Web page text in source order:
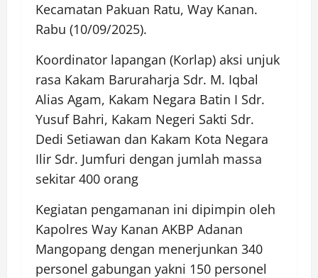
Kecamatan Pakuan Ratu, Way Kanan.
Rabu (10/09/2025).
Koordinator lapangan (Korlap) aksi unjuk
rasa Kakam Baruraharja Sdr. M. Iqbal
Alias Agam, Kakam Negara Batin I Sdr.
Yusuf Bahri, Kakam Negeri Sakti Sdr.
Dedi Setiawan dan Kakam Kota Negara
Ilir Sdr. Jumfuri dengan jumlah massa
sekitar 400 orang
Kegiatan pengamanan ini dipimpin oleh
Kapolres Way Kanan AKBP Adanan
Mangopang dengan menerjunkan 340
personel gabungan yakni 150 personel